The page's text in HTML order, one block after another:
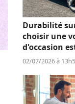
Durabilité
choisir une
d'occasion
économique
02/07/2026 à